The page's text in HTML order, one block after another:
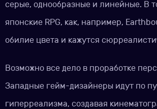
серые, однообразные и линейные. В
японские RPG, как, например,
обилие цвета и кажутся
Возможно все дело в проработке
Западные гейм-дизайнеры идут по
гиперреализма, создавая